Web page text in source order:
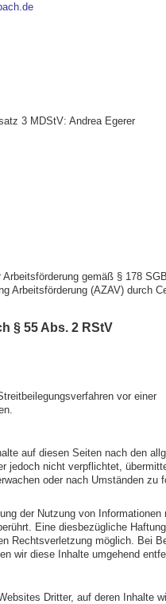
3 MDStV: Andrea Egerer
gemäß § 178
Arbeitsförderung (AZAV) durch
§ 55 Abs. 2 RStV
vor einer
auf diesen Seiten nach den
jedoch nicht verpflichtet,
oder nach Umständen zu
der Nutzung von Informationen
Eine diesbezügliche
Rechtsverletzung möglich. Bei
wir diese Inhalte umgehend
Dritter, auf deren Inhalte